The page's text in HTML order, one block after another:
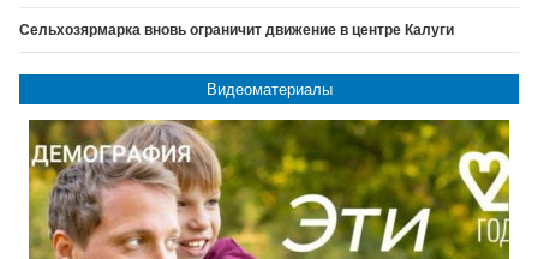
Сельхозярмарка вновь ограничит движение в центре Калуги
Видеоматериалы